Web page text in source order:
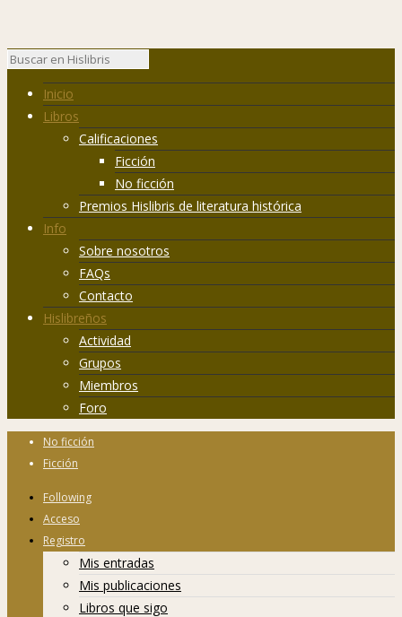
Inicio
Libros
Calificaciones
Ficción
No ficción
Premios Hislibris de literatura histórica
Info
Sobre nosotros
FAQs
Contacto
Hislibreños
Actividad
Grupos
Miembros
Foro
No ficción
Ficción
Following
Acceso
Registro
Mis entradas
Mis publicaciones
Libros que sigo